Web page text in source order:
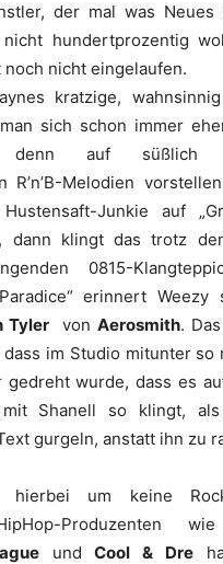
der mal was Neues
hundertprozentig
noch nicht eingelaufen.
s kratzige,
sich schon immer
denn auf
R’n’B-Melodien
Junkie auf „
dann klingt das trotz
0815-
erinnertWeezy
Tyler von Aerosmith.
im Studio mitunter so
gedreht wurde, dass es
Shanell so klingt,
gurgeln, anstatt ihn zu
um keine
Produzenten wie
und Cool & Dre